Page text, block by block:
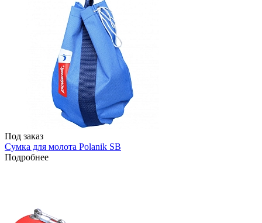
Под заказ
Сумка для молота Polanik SB
Подробнее